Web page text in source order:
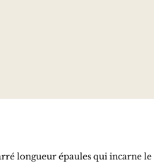
longueur épaules qui incarne le